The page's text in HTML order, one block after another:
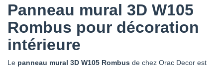
Panneau mural 3D W105
Rombus pour décoration
intérieure
Le panneau mural 3D W105 Rombus de chez Orac Decor est